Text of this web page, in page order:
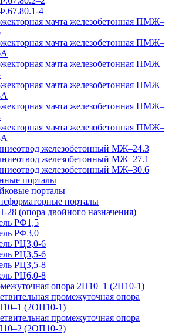
4
мачта железобетонная ПМЖ–
мачта железобетонная ПМЖ–
мачта железобетонная ПМЖ–
мачта железобетонная ПМЖ–
мачта железобетонная ПМЖ–
мачта железобетонная ПМЖ–
железобетонный МЖ–24.3
железобетонный МЖ–27.1
железобетонный МЖ–30.6
порталы
порталы
порталы
(опора двойного назначения)
РФ1,5
РФ3,0
РЦ3,0-6
РЦ3,5-6
РЦ3,5-8
РЦ6,0-8
опора 2П10–1 (2П10-1)
промежуточная опора
(2ОП10-1)
промежуточная опора
(2ОП10-2)